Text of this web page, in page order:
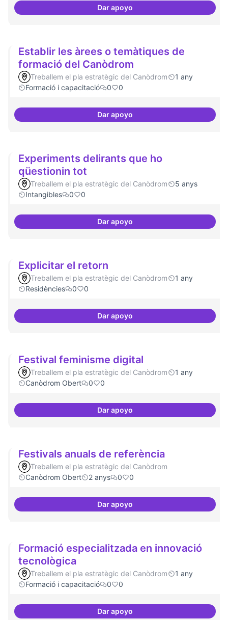
Dar apoyoEspais oberts i cuidats
Establir les àrees o temàtiques de
formació del Canòdrom
Treballem el pla estratègic del Canòdrom
1 any
Formació i capacitació
0 0
Dar apoyoEstablir les àrees o temàtiques
Experiments delirants que ho
qüestionin tot
Treballem el pla estratègic del Canòdrom
5 anys
Intangibles
0 0
Dar apoyoExperiments delirants que ho
Explicitar el retorn
Treballem el pla estratègic del Canòdrom
1 any
Residències
0 0
Dar apoyoExplicitar el retorn
Festival feminisme digital
Treballem el pla estratègic del Canòdrom
1 any
Canòdrom Obert
0 0
Dar apoyoFestival feminisme digital
Festivals anuals de referència
Treballem el pla estratègic del Canòdrom
Canòdrom Obert
2 anys 0 0
Dar apoyoFestivals anuals de referència
Formació especialitzada en innovació
tecnològica
Treballem el pla estratègic del Canòdrom
1 any
Formació i capacitació
0 0
Dar apoyoFormació especialitzada en